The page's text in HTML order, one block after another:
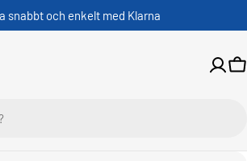
snabbt och enkelt med Klarna